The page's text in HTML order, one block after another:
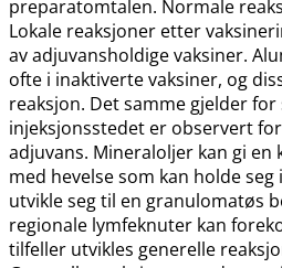
preparatomtalen. Normale
Lokale reaksjoner etter
av adjuvansholdige vaksiner.
ofte i inaktiverte vaksiner, og
reaksjon. Det samme gjelder
injeksjonsstedet er observert
adjuvans. Mineraloljer kan gi en
med hevelse som kan holde
utvikle seg til en granulomatøs
regionale lymfeknuter kan
tilfeller utvikles generelle